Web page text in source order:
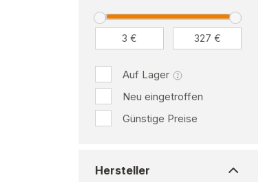
Auf Lager
Neu eingetroffen
Günstige Preise
Hersteller